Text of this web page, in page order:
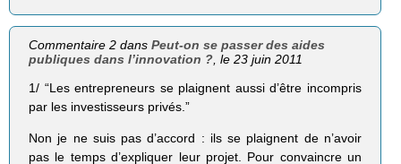
Commentaire 2 dansPeut-on se passer des aides
publiques dans l’innovation ?, le 23 juin 2011
1/ “Les entrepreneurs se plaignent aussi d’être incompris
par les investisseurs privés.”
Non je ne suis pas d’accord : ils se plaignent de n’avoir
pas le temps d’expliquer leur projet. Pour convaincre un